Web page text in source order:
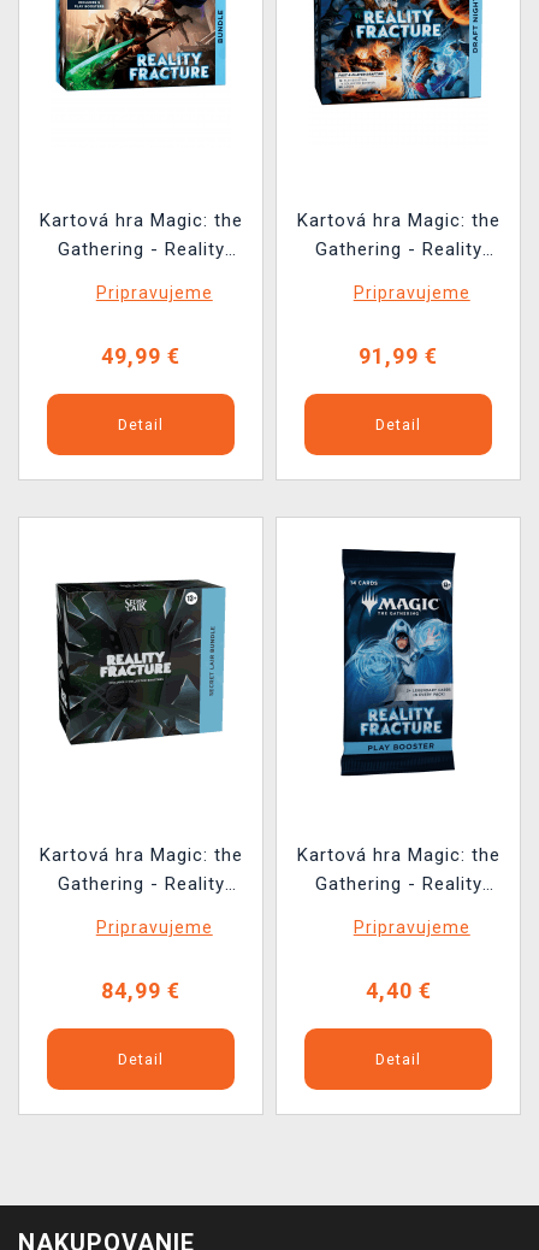
Kartová hra Magic: the
Gathering - Reality
Pripravujeme
49,99 €
Detail
Kartová hra Magic: the
Gathering - Reality
Pripravujeme
91,99 €
Detail
Kartová hra Magic: the
Gathering - Reality
Bundle
Pripravujeme
84,99 €
Detail
Kartová hra Magic: the
Gathering - Reality
(14 kariet)
Pripravujeme
4,40 €
Detail
NAKUPOVANIE